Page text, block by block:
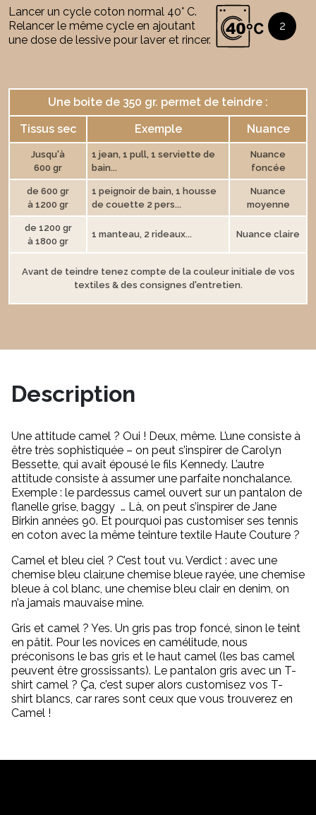
Lancer un cycle coton normal 40° C.
Relancer le même cycle en ajoutant
une dose de lessive pour laver et rincer.
2
Une boite de 350 gr. permet de teindre :
Tissus sec
Exemple Nuance
Jusqu'à
600 gr
1 jean, 1 pull, 1 serviette de
bain...
Nuance
foncée
de 600 gr
à 1200 gr
1 peignoir de bain, 1 housse
de couette 2 pers...
Nuance
moyenne
de 1200 gr
à 1800 gr
1 manteau, 2 rideaux... Nuance claire
Avant de teindre tenez compte de la couleur initiale de vos
textiles & des consignes d'entretien.
Description
Une attitude camel ? Oui ! Deux, même. L’une consiste à
être très sophistiquée – on peut s’inspirer de Carolyn
Bessette, qui avait épousé le fils Kennedy. L’autre
attitude consiste à assumer une parfaite nonchalance.
Exemple : le pardessus camel ouvert sur un pantalon de
flanelle grise, baggy … Là, on peut s’inspirer de Jane
Birkin années 90. Et pourquoi pas customiser ses tennis
en coton avec la même teinture textile Haute Couture ?
Camel et bleu ciel ? C’est tout vu. Verdict : avec une
chemise bleu clair,une chemise bleue rayée, une chemise
bleue à col blanc, une chemise bleu clair en denim, on
n’a jamais mauvaise mine.
Gris et camel ? Yes. Un gris pas trop foncé, sinon le teint
en pâtit. Pour les novices en camélitude, nous
préconisons le bas gris et le haut camel (les bas camel
peuvent être grossissants). Le pantalon gris avec un T-
shirt camel ? Ça, c’est super alors customisez vos T-
shirt blancs, car rares sont ceux que vous trouverez en
Camel !